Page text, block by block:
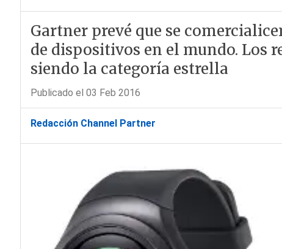
Gartner prevé que se
de dispositivos en el mundo. Los
siendo la categoría estrella
Publicado el 03 Feb 2016
Redacción Channel Partner